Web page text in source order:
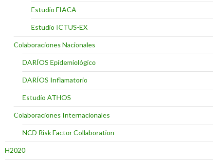
Estudio FIACA
Estudio ICTUS-EX
Colaboraciones Nacionales
DARÍOS Epidemiológico
DARÍOS Inflamatorio
Estudio ATHOS
Colaboraciones Internacionales
NCD Risk Factor Collaboration
H2020